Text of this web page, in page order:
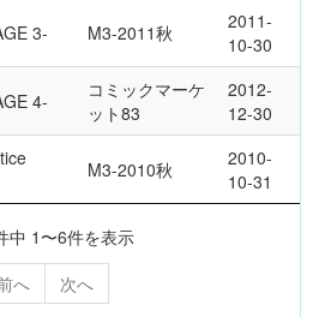
3- M3-2011秋
2011-
10-30
4-
コミックマーケ
ット83
2012-
12-30
M3-2010秋
2010-
10-31
中 1〜6件を表示
へ
次へ